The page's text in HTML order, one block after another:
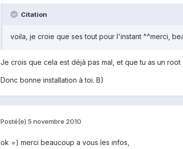
Citation
voila, je croie que ses tout pour l'instant ^^merci,
Je crois que cela est déjà pas mal, et que tu as un root
Donc bonne installation à toi. B)
Posté(e) 5 novembre 2010
ok =) merci beaucoup a vous les infos,